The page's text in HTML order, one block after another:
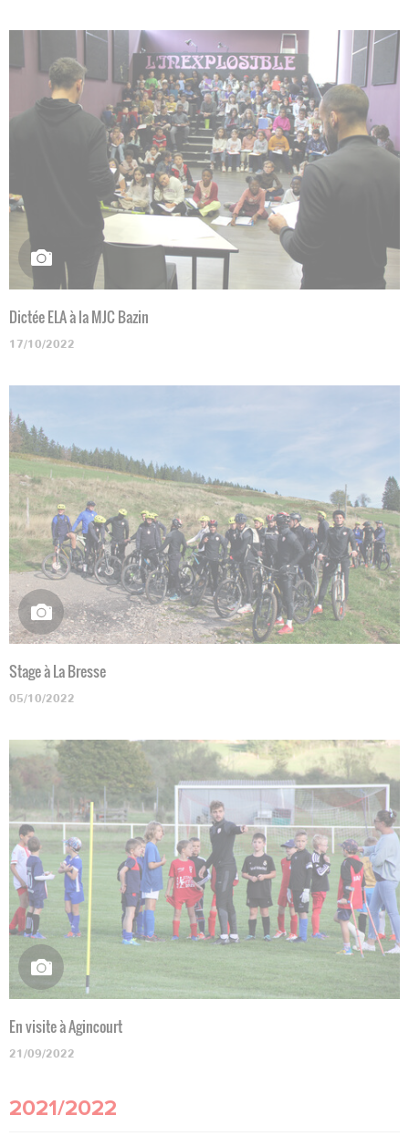
Dictée ELA à la MJC Bazin
17/10/2022
Stage à La Bresse
05/10/2022
En visite à Agincourt
21/09/2022
2021/2022